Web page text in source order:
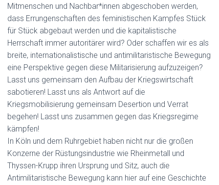
Mitmenschen und Nachbar*innen abgeschoben werden,
dass Errungenschaften des feministischen Kampfes Stück
für Stück abgebaut werden und die kapitalistische
Herrschaft immer autoritärer wird? Oder schaffen wir es als
breite, internationalistische und antimilitaristische Bewegung
eine Perspektive gegen diese Militarisierung aufzuzeigen?
Lasst uns gemeinsam den Aufbau der Kriegswirtschaft
sabotieren! Lasst uns als Antwort auf die
Kriegsmobilisierung gemeinsam Desertion und Verrat
begehen! Lasst uns zusammen gegen das Kriegsregime
kämpfen!
In Köln und dem Ruhrgebiet haben nicht nur die großen
Konzerne der Rüstungsindustrie wie Rheinmetall und
Thyssen-Krupp ihren Ursprung und Sitz, auch die
Antimilitaristische Bewegung kann hier auf eine Geschichte